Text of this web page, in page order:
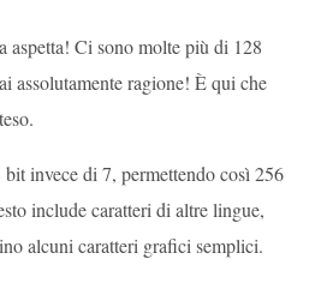
aspetta! Ci sono molte più di 128
assolutamente ragione! È qui che
invece di 7, permettendo così 256
include caratteri di altre lingue,
alcuni caratteri grafici semplici.